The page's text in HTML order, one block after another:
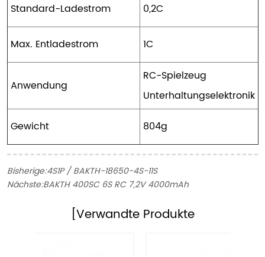
Standard-Ladestrom 0,2C
Max. Entladestrom 1C
Anwendung
RC-Spielzeug
Unterhaltungselektronik
Gewicht
804g
Bisherige:4S1P / BAKTH-18650-4S-11S
Nächste:BAKTH 400SC 6S RC 7,2V 4000mAh
[Verwandte Produkte